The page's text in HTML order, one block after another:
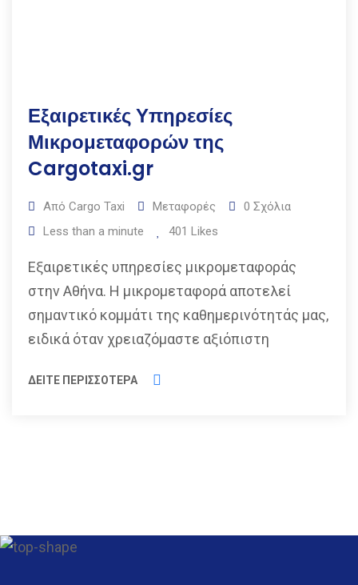
Εξαιρετικές Υπηρεσίες
Μικρομεταφορών της
Cargotaxi.gr
Από Cargo Taxi Μεταφορές 0 Σχόλια
Less than a minute
401 Likes
Εξαιρετικές υπηρεσίες μικρομεταφοράς
στην Αθήνα. Η μικρομεταφορά αποτελεί
σημαντικό κομμάτι της καθημερινότητάς μας,
ειδικά όταν χρειαζόμαστε αξιόπιστη
ΔΕΙΤΕ ΠΕΡΙΣΣΟΤΕΡΑ